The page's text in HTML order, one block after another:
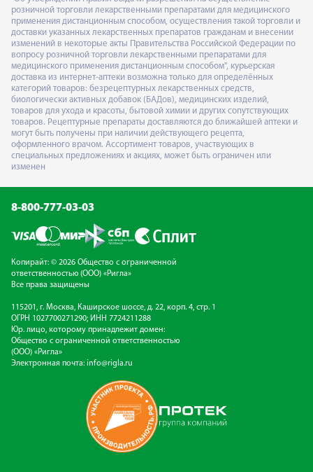
розничной торговли лекарственными препаратами для медицинского
применения дистанционным способом, осуществления такой торговли и
доставки указанных лекарственных препаратов гражданам и внесении
изменений в некоторые акты Правительства Российской Федерации по
вопросу розничной торговли лекарственными препаратами для
медицинского применения дистанционным способом", курьерская
доставка из интернет-аптеки возможна только для определённых
категорий товаров: безрецептурных лекарственных средств,
биологически активных добавок (БАДов), медицинских изделий,
товаров для ухода и красоты, бытовой химии и других сопутствующих
товаров. Рецептурные препараты доставляются до ближайшей аптеки и
могут быть получены при наличии действующего рецепта,
оформленного врачом. Ассортимент товаров, участвующих в
специальных предложениях и акциях, может быть ограничен или
изменен
8-800-777-03-03
Копирайт: © 2026 Общество с ограниченной
ответственностью (ООО) «Ригла»
Все права защищены
115201, г. Москва, Каширское шоссе, д. 22, корп. 4, стр. 1
ОГРН 1027700271290; ИНН 7724211288
Юр. лицо, которому принадлежит домен:
Общество с ограниченной ответственностью
(ООО) «Ригла»
Электронная почта: info@rigla.ru